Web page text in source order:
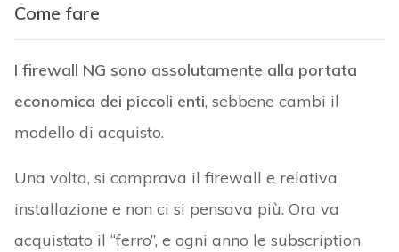
Come fare
I firewall NG sono assolutamente alla portata
economica dei piccoli enti, sebbene cambi il
modello di acquisto.
Una volta, si comprava il firewall e relativa
installazione e non ci si pensava più. Ora va
acquistato il “ferro”, e ogni anno le subscription